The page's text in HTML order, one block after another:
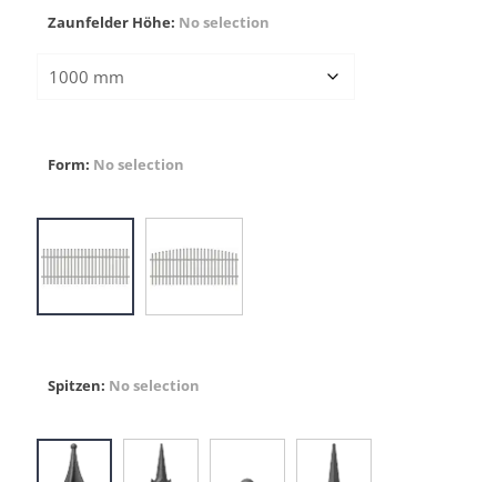
Zaunfelder Höhe: No selection
Form: No selection
Spitzen: No selection